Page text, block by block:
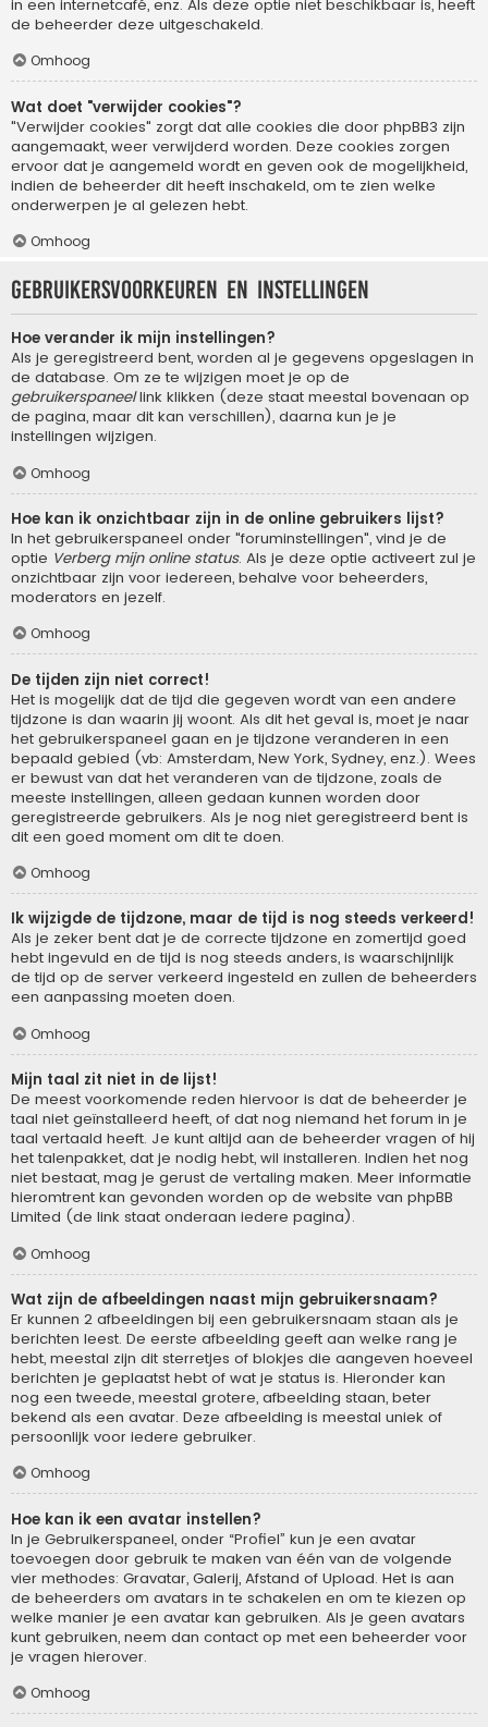
in een internetcafé, enz. Als deze optie niet beschikbaar is, heeft
de beheerder deze uitgeschakeld.
Omhoog
Wat doet "verwijder cookies"?
"Verwijder cookies" zorgt dat alle cookies die door phpBB3 zijn
aangemaakt, weer verwijderd worden. Deze cookies zorgen
ervoor dat je aangemeld wordt en geven ook de mogelijkheid,
indien de beheerder dit heeft inschakeld, om te zien welke
onderwerpen je al gelezen hebt.
Omhoog
Gebruikersvoorkeuren en instellingen
Hoe verander ik mijn instellingen?
Als je geregistreerd bent, worden al je gegevens opgeslagen in
de database. Om ze te wijzigen moet je op de
gebruikerspaneellink klikken (deze staat meestal bovenaan op
de pagina, maar dit kan verschillen), daarna kun je je
instellingen wijzigen.
Omhoog
Hoe kan ik onzichtbaar zijn in de online gebruikers lijst?
In het gebruikerspaneel onder "foruminstellingen", vind je de
optie Verberg mijn online status. Als je deze optie activeert zul je
onzichtbaar zijn voor iedereen, behalve voor beheerders,
moderators en jezelf.
Omhoog
De tijden zijn niet correct!
Het is mogelijk dat de tijd die gegeven wordt van een andere
tijdzone is dan waarin jij woont. Als dit het geval is, moet je naar
het gebruikerspaneel gaan en je tijdzone veranderen in een
bepaald gebied (vb: Amsterdam, New York, Sydney, enz.). Wees
er bewust van dat het veranderen van de tijdzone, zoals de
meeste instellingen, alleen gedaan kunnen worden door
geregistreerde gebruikers. Als je nog niet geregistreerd bent is
dit een goed moment om dit te doen.
Omhoog
Ik wijzigde de tijdzone, maar de tijd is nog steeds verkeerd!
Als je zeker bent dat je de correcte tijdzone en zomertijd goed
hebt ingevuld en de tijd is nog steeds anders, is waarschijnlijk
de tijd op de server verkeerd ingesteld en zullen de beheerders
een aanpassing moeten doen.
Omhoog
Mijn taal zit niet in de lijst!
De meest voorkomende reden hiervoor is dat de beheerder je
taal niet geïnstalleerd heeft, of dat nog niemand het forum in je
taal vertaald heeft. Je kunt altijd aan de beheerder vragen of hij
het talenpakket, dat je nodig hebt, wil installeren. Indien het nog
niet bestaat, mag je gerust de vertaling maken. Meer informatie
hieromtrent kan gevonden worden op de website van phpBB
Limited (de link staat onderaan iedere pagina).
Omhoog
Wat zijn de afbeeldingen naast mijn gebruikersnaam?
Er kunnen 2 afbeeldingen bij een gebruikersnaam staan als je
berichten leest. De eerste afbeelding geeft aan welke rang je
hebt, meestal zijn dit sterretjes of blokjes die aangeven hoeveel
berichten je geplaatst hebt of wat je status is. Hieronder kan
nog een tweede, meestal grotere, afbeelding staan, beter
bekend als een avatar. Deze afbeelding is meestal uniek of
persoonlijk voor iedere gebruiker.
Omhoog
Hoe kan ik een avatar instellen?
In je Gebruikerspaneel, onder “Profiel” kun je een avatar
toevoegen door gebruik te maken van één van de volgende
vier methodes: Gravatar, Galerij, Afstand of Upload. Het is aan
de beheerders om avatars in te schakelen en om te kiezen op
welke manier je een avatar kan gebruiken. Als je geen avatars
kunt gebruiken, neem dan contact op met een beheerder voor
je vragen hierover.
Omhoog